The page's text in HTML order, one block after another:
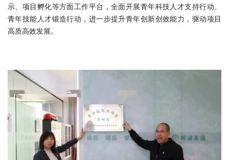
示、项目孵化等方面工作平台，全面开展青年科技人才支持行动、
青年技能人才锻造行动，进一步提升青年创新创效能力，驱动项目
高质高效发展。